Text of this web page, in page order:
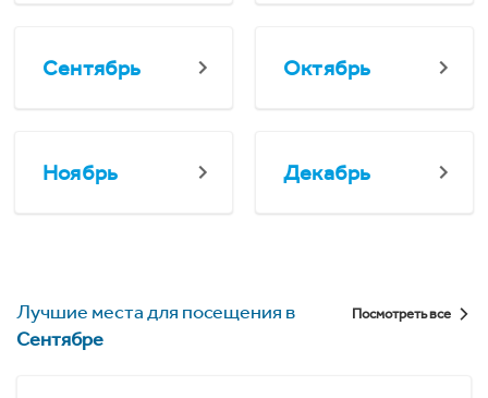
Сентябрь Октябрь
Ноябрь Декабрь
Лучшие места для посещения в
Сентябре
Посмотреть все